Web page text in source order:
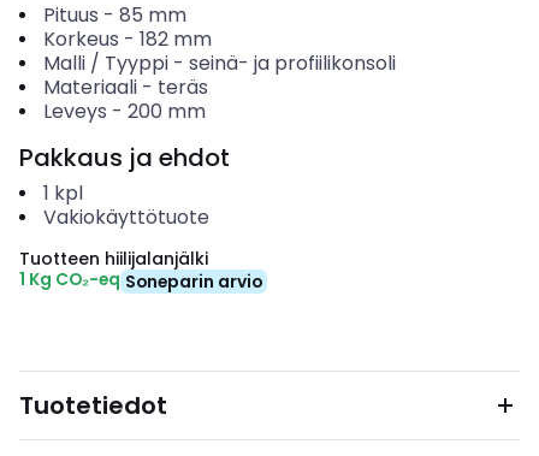
Pituus - 85 mm
Korkeus - 182 mm
Malli / Tyyppi- seinä- ja profiilikonsoli
Materiaali- teräs
Leveys - 200 mm
Pakkaus ja ehdot
1 kpl
Vakiokäyttötuote
Tuotteen hiilijalanjälki
1 Kg CO₂-eq Soneparin arvio
Tuotetiedot